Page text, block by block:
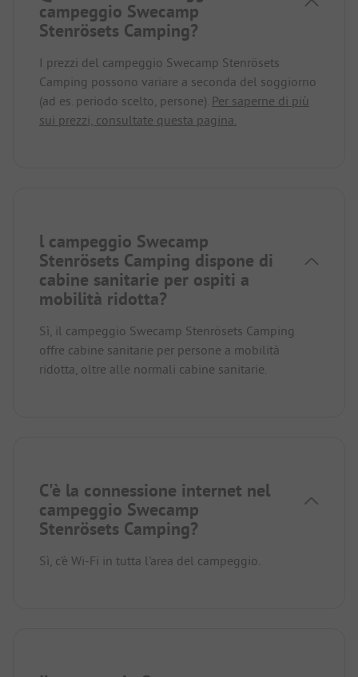
campeggio Swecamp
Stenrösets Camping?
I prezzi del campeggio Swecamp Stenrösets
Camping possono variare a seconda del soggiorno
(ad es. periodo scelto, persone). Per saperne di più
sui prezzi, consultate questa pagina.
l campeggio Swecamp
Stenrösets Camping dispone di
cabine sanitarie per ospiti a
mobilità ridotta?
Sì, il campeggio Swecamp Stenrösets Camping
offre cabine sanitarie per persone a mobilità
ridotta, oltre alle normali cabine sanitarie.
C'è la connessione internet nel
campeggio Swecamp
Stenrösets Camping?
Sì, c'è Wi-Fi in tutta l'area del campeggio.